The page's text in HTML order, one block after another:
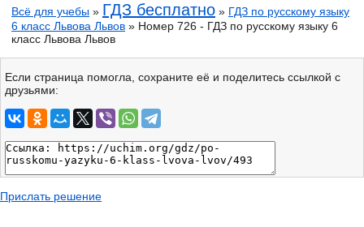
Всё для учебы » ГДЗ бесплатно » ГДЗ по русскому языку
6 класс Львова Львов » Номер 726 - ГДЗ по русскому языку 6
класс Львова Львов
Если страница помогла, сохраните её и поделитесь ссылкой с
друзьями:
Прислать решение